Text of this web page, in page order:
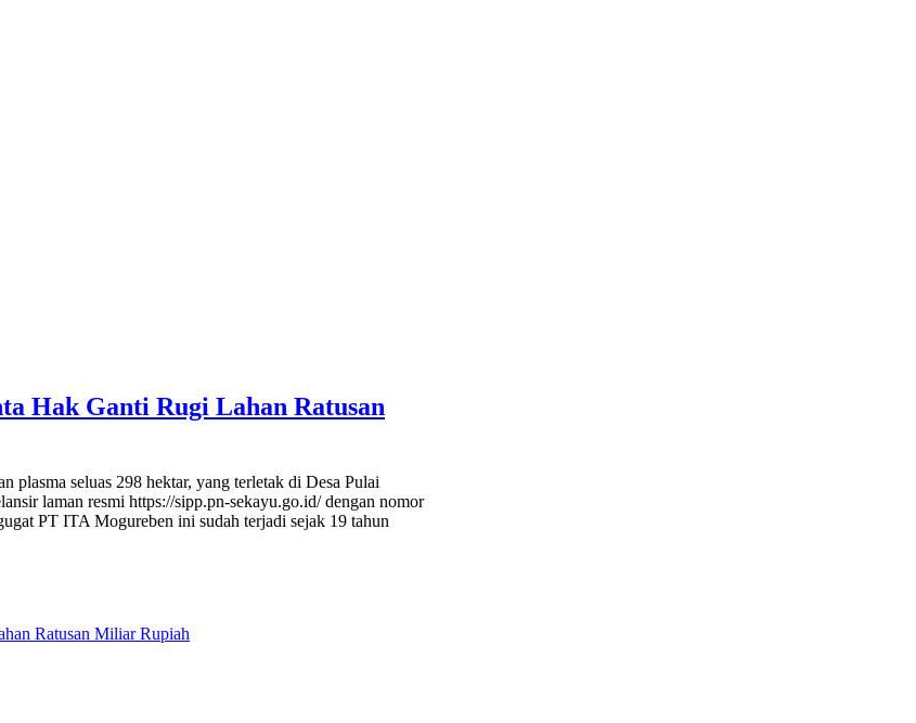
Hak Ganti Rugi Lahan Ratusan
seluas 298 hektar, yang terletak di Desa Pulai
laman resmi https://sipp.pn-sekayu.go.id/ dengan nomor
PT ITA Mogureben ini sudah terjadi sejak 19 tahun